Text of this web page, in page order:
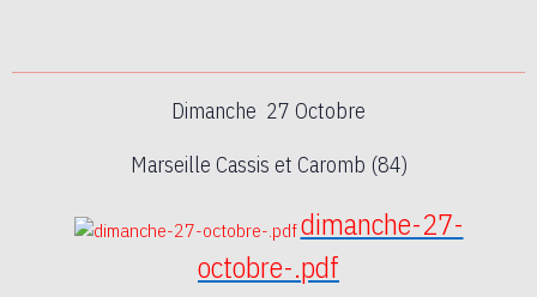
Dimanche 27 Octobre
Marseille Cassis et Caromb (84)
dimanche-27-
octobre-.pdf